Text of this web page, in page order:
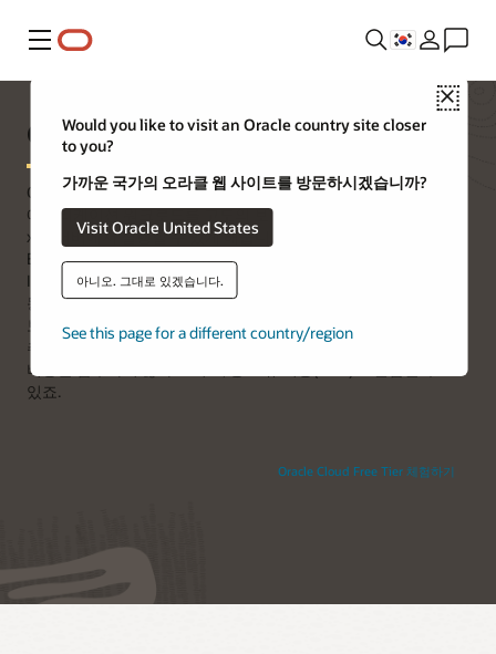
메뉴
Close
Would you like to visit an Oracle country site closer
to you?
가까운 국가의 오라클 웹 사이트를 방문하시겠습니까?
Visit Oracle United States
아니오. 그대로 있겠습니다.
See this page for a different country/region
Oracle Cloud Free Tier 체험하기
Oracle x86 서버
Oracle x86 서버는 고객이 Oracle Database, 미들웨어,
애플리케이션 워크로드를 고도의 보안성과 성능을 갖춘 산업 표준
x86 서버에서 실행할 수 있게 해줍니다. 엔드 투 엔드 Oracle
Engineering 및 신뢰할 수 있는 부팅 기능을 통해 Oracle Cloud
Infrastructure(OCI) 및 Oracle 엔지니어드 시스템에서 검증된
동일한 시스템을 사용하여 고객의 x86 워크로드에 대한 시스템
보안을 강화합니다. Oracle 운영 체제 및 가상화 소프트웨어는
추가 비용 없이 무료로 포함됩니다. 따라서 고객은 예상치 못한
비용을 납부하지 않아도 되고, 총 소유 비용(TCO)도 절감할 수
있죠.